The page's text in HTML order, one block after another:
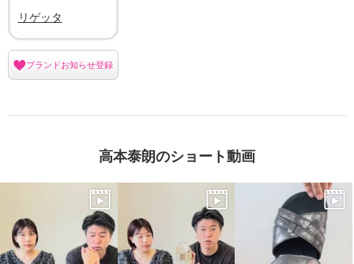
リゲッタ
ブランドお知らせ登録
高本泰朗のショート動画